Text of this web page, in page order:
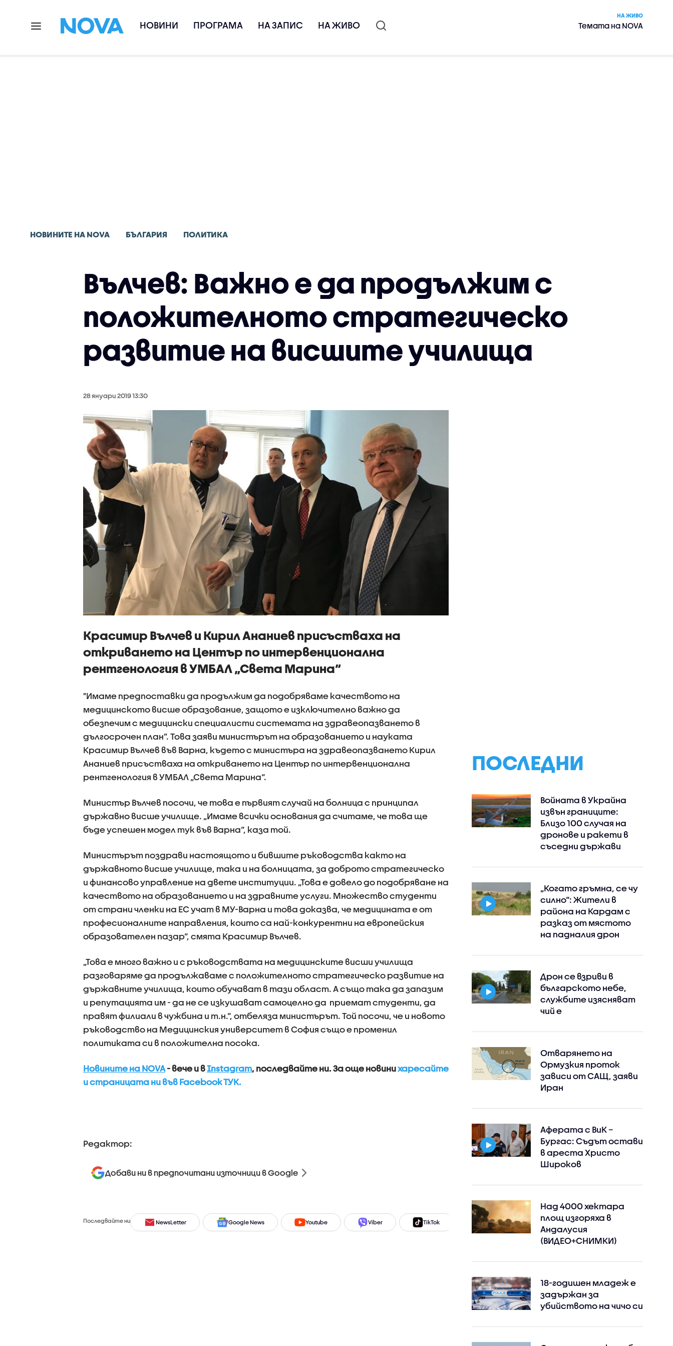
НОВИНИ ПРОГРАМА НА ЗАПИС НА ЖИВО
НА ЖИВО
Темата на NOVA
НОВИНИТЕ НА NOVA БЪЛГАРИЯ ПОЛИТИКА
Вълчев: Важно e да продължим с
положителното стратегическо
развитие на висшите училища
28 януари 2019 13:30
Красимир Вълчев и Кирил Ананиев присъстваха на
откриването на Център по интервенционална
рентгенология в УМБАЛ „Света Марина“
"Имаме предпоставки да продължим да подобряваме качеството на
медицинското висше образование, защото е изключително важно да
обезпечим с медицински специалисти системата на здравеопазването в
дългосрочен план”. Това заяви министърът на образованието и науката
Красимир Вълчев във Варна, където с министъра на здравеопазването Кирил
Ананиев присъстваха на откриването на Център по интервенционална
рентгенология в УМБАЛ „Света Марина“.
Министър Вълчев посочи, че това е първият случай на болница с принципал
държавно висше училище. „Имаме всички основания да считаме, че това ще
бъде успешен модел тук във Варна“, каза той.
Министърът поздрави настоящото и бившите ръководства както на
държавното висше училище, така и на болницата, за доброто стратегическо
и финансово управление на двете институции. „Това е довело до подобряване на
качеството на образованието и на здравните услуги. Множество студенти
от страни членки на ЕС учат в МУ-Варна и това доказва, че медицината е от
професионалните направления, които са най-конкурентни на европейския
образователен пазар“, смята Красимир Вълчев.
„Това е много важно и с ръководствата на медицинските висши училища
разговаряме да продължаваме с положителното стратегическо развитие на
държавните училища, които обучават в тази област. А също така да запазим
и репутацията им - да не се изкушават самоцелно да приемат студенти, да
правят филиали в чужбина и т.н.“, отбеляза министърът. Той посочи, че и новото
ръководство на Медицинския университет в София също е променил
политиката си в положителна посока.
Новините на NOVA- вече и вInstagram, последвайте ни.За още новинихаресайте
и страницата ни във Facebook ТУК.
Редактор:
Добави ни в предпочитани източници в Google
Последвайте ни NewsLetter Google News Youtube Viber TikTok Instagram Facebook
ПОСЛЕДНИ
Войната в Украйна
извън границите:
Близо 100 случая на
дронове и ракети в
съседни държави
„Когато гръмна, се чу
силно“: Жители в
района на Кардам с
разказ от мястото
на падналия дрон
Дрон се взриви в
българското небе,
службите изясняват
чий е
Отварянето на
Ормузкия проток
зависи от САЩ, заяви
Иран
Аферата с ВиК –
Бургас: Съдът остави
в ареста Христо
Широков
Над 4000 хектара
площ изгоряха в
Андалусия
(ВИДЕО+СНИМКИ)
18-годишен младеж е
задържан за
убийството на чичо си